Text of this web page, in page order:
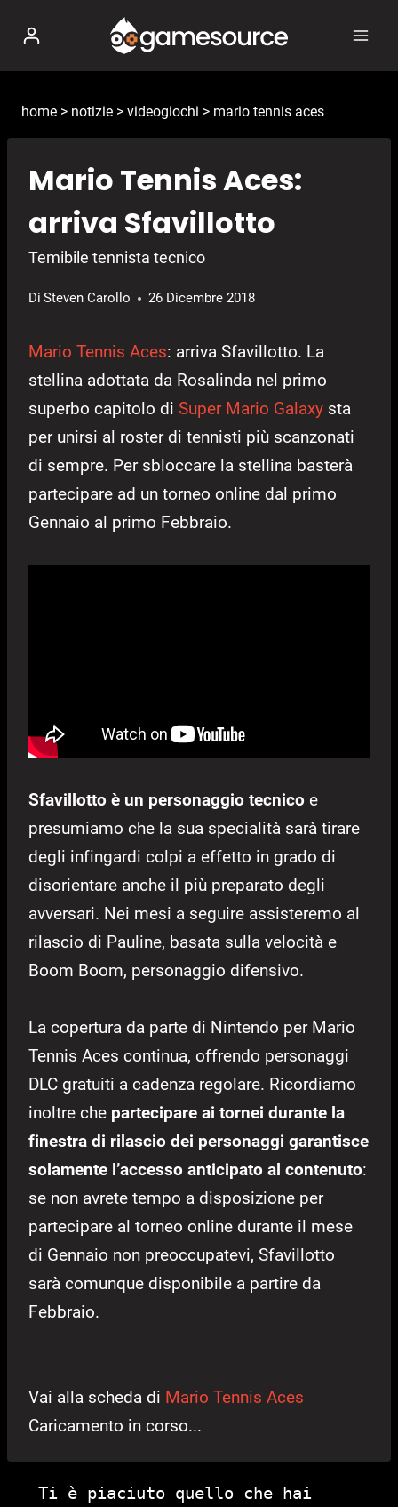
contenuto
home > notizie > videogiochi > mario tennis aces
Mario Tennis Aces:
arriva Sfavillotto
Temibile tennista tecnico
Di Steven Carollo 26 Dicembre 2018
Mario Tennis Aces: arriva Sfavillotto. La
stellina adottata da Rosalinda nel primo
superbo capitolo di Super Mario Galaxy sta
per unirsi al roster di tennisti più scanzonati
di sempre. Per sbloccare la stellina basterà
partecipare ad un torneo online dal primo
Gennaio al primo Febbraio.
Sfavillotto è un personaggio tecnico e
presumiamo che la sua specialità sarà tirare
degli infingardi colpi a effetto in grado di
disorientare anche il più preparato degli
avversari. Nei mesi a seguire assisteremo al
rilascio di Pauline, basata sulla velocità e
Boom Boom, personaggio difensivo.
La copertura da parte di Nintendo per Mario
Tennis Aces continua, offrendo personaggi
DLC gratuiti a cadenza regolare. Ricordiamo
inoltre che partecipare ai tornei durante la
finestra di rilascio dei personaggi garantisce
solamente l’accesso anticipato al contenuto:
se non avrete tempo a disposizione per
partecipare al torneo online durante il mese
di Gennaio non preoccupatevi, Sfavillotto
sarà comunque disponibile a partire da
Febbraio.
Vai alla scheda di Mario Tennis Aces
Caricamento in corso...
Ti è piaciuto quello che hai